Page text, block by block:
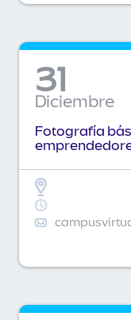
31
Diciembre
Fotografía